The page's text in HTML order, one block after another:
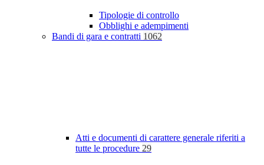
Tipologie di controllo
Obblighi e adempimenti
Bandi di gara e contratti 1062
Atti e documenti di carattere generale riferiti a
tutte le procedure 29